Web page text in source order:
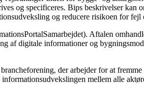
og specificeres. Bips beskrivelser
og reducere risikoen for fejl
Aftalen
af digitale informationer og
der arbejder for at
mellem alle